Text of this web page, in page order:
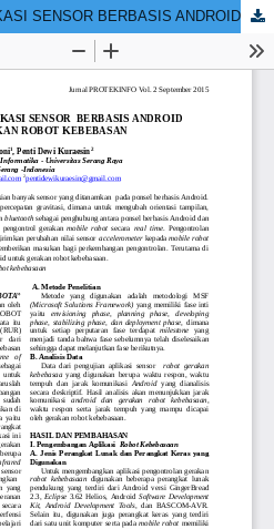
RANCANG BANGUN APLIKASI SENSOR BERBASIS ANDROID UNTUK GERAKAN ROBOT KEBEBASAN